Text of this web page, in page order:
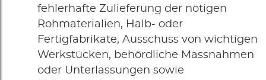
fehlerhafte Zulieferung der nötigen
Rohmaterialien, Halb- oder
Fertigfabrikate, Ausschuss von wichtigen
Werkstücken, behördliche Massnahmen
oder Unterlassungen sowie